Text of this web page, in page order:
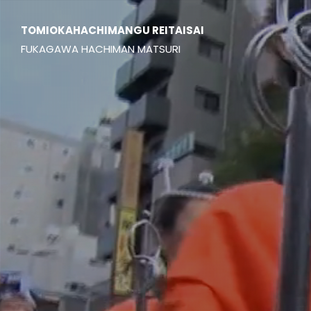
TOMIOKAHACHIMANGU REITAISAI
FUKAGAWA HACHIMAN MATSURI